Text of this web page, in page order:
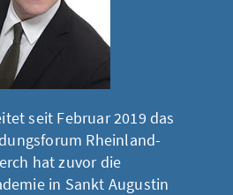
seit Februar 2019 das
Rheinland-
hat zuvor die
in Sankt Augustin